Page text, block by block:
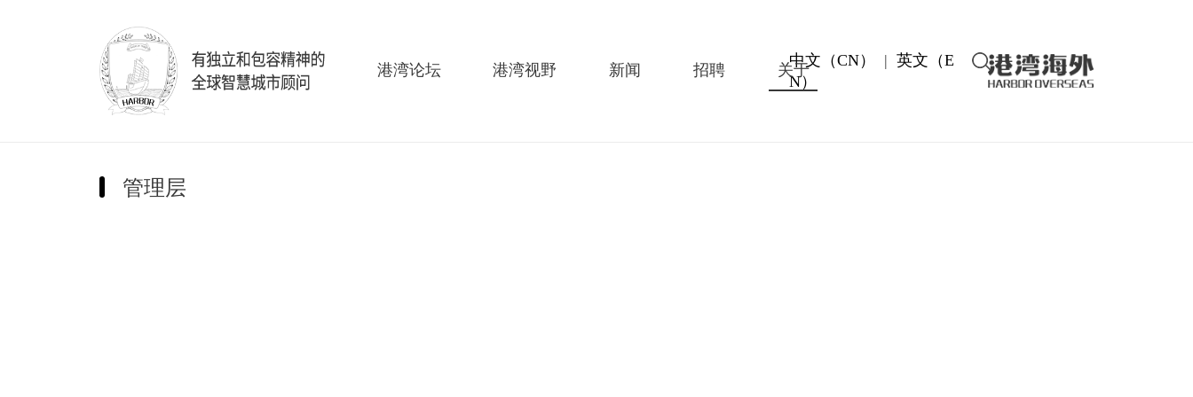
港湾论坛 港湾视野 新闻 招聘 关于
中文（CN） | 英文（E
N）
管理层